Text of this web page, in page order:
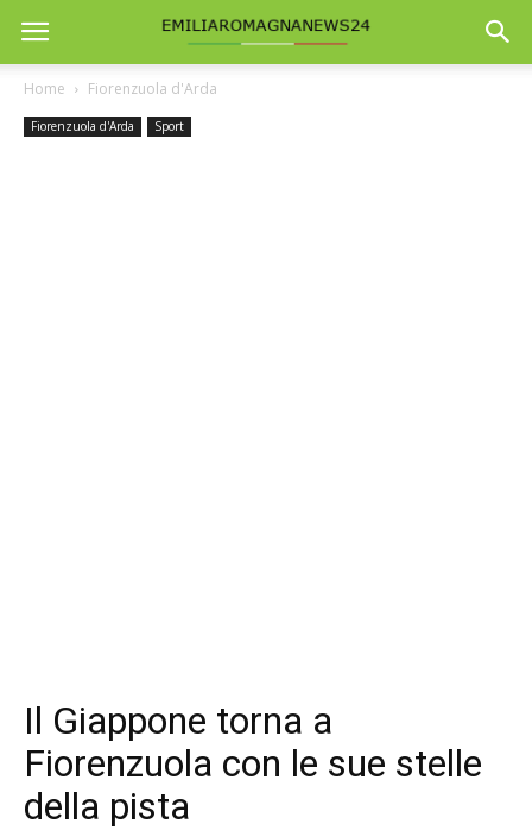
Home Fiorenzuola d'Arda
Fiorenzuola d'Arda Sport
Il Giappone torna a
Fiorenzuola con le sue stelle
della pista